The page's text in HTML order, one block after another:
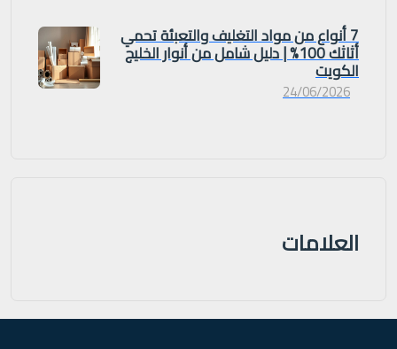
7 أنواع من مواد التغليف والتعبئة تحمي
أثاثك 100% | دليل شامل من أنوار الخليج
الكويت
24/06/2026
العلامات